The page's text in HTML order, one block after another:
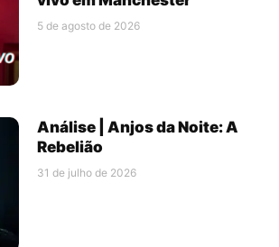
5 de agosto de 2026
Análise | Anjos da Noite: A
Rebelião
31 de julho de 2026